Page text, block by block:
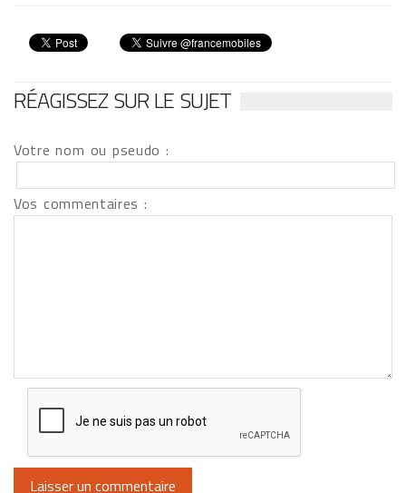
RÉAGISSEZ SUR LE SUJET
Votre nom ou pseudo :
Vos commentaires :